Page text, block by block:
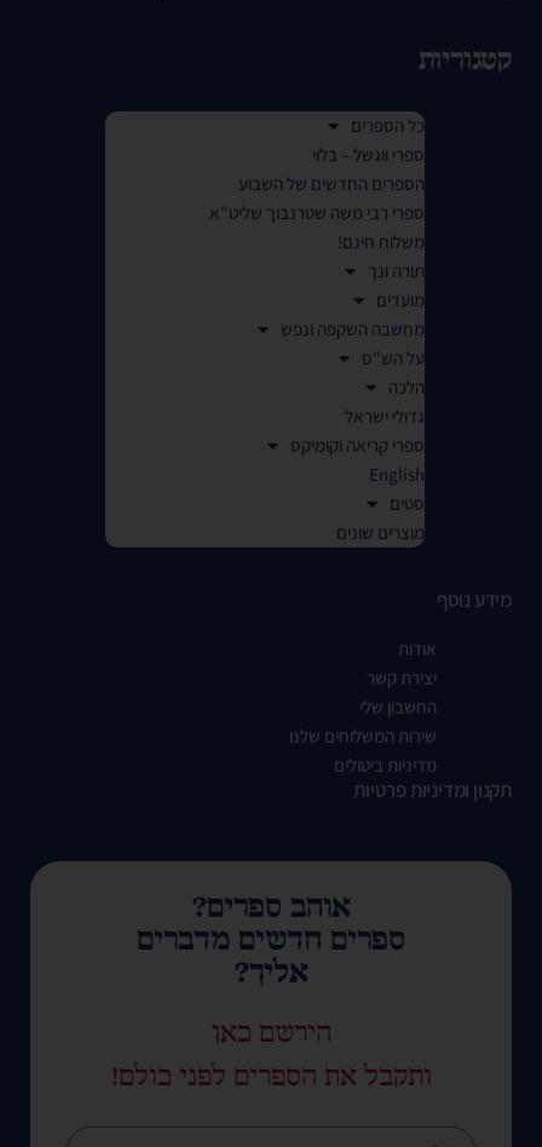
קטגוריות
כל הספרים
ספרי ווגשל – בלוי
הספרים החדשים של השבוע
ספרי רבי משה שטרנבוך שליט"א
משלוח חינם!
תורה ונך
מועדים
מחשבה השקפה ונפש
על הש"ס
הלכה
גדולי ישראל
ספרי קריאה וקומיקס
English
סטים
מוצרים שונים
מידע נוסף
אודות
יצירת קשר
החשבון שלי
שירות המשלוחים שלנו
מדיניות ביטולים
תקנון ומדיניות פרטיות
אוהב ספרים?
ספרים חדשים מדברים
אליך?
הירשם כאן
ותקבל את הספרים לפני כולם!